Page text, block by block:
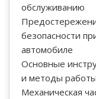
обслуживанию
безопасности
автомобиле
Основные
и методы
Механическая